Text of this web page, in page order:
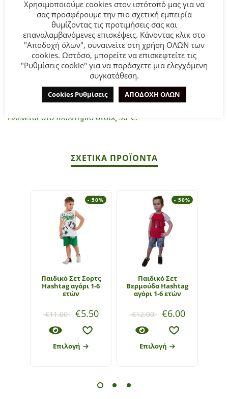
Παιδικό σετ βερμούδα Sprint για αγόρι από 18 μηνών έως
6 ετών. Μπλούζα σε λευκό χρώμα με τύπωμα και βερμούδα
σε πορτοκαλί χρώμα.
100% COTTON.
ΣΥΜΒΟΥΛΕΣ
Πλένεται στο πλυντήριο στους 30°C.
ΣΧΕΤΙΚΆ ΠΡΟΪΌΝΤΑ
- 50%
Παιδικό Σετ Σορτς
Hashtag αγόρι 1-6
ετών
€11.00 €5.50
Επιλογή
- 50%
Παιδικό Σετ
Βερμούδα Hashtag
αγόρι 1-6 ετών
€12.00 €6.00
Επιλογή
Χρησιμοποιούμε cookies στον ιστότοπό μας για να
σας προσφέρουμε την πιο σχετική εμπειρία
θυμίζοντας τις προτιμήσεις σας και
επαναλαμβανόμενες επισκέψεις. Κάνοντας κλικ στο
"Αποδοχή όλων", συναινείτε στη χρήση ΟΛΩΝ των
cookies. Ωστόσο, μπορείτε να επισκεφτείτε τις
"Ρυθμίσεις cookie" για να παράσχετε μια ελεγχόμενη
συγκατάθεση.
Cookies Ρυθμίσεις ΑΠΟΔΟΧΗ ΟΛΩΝ